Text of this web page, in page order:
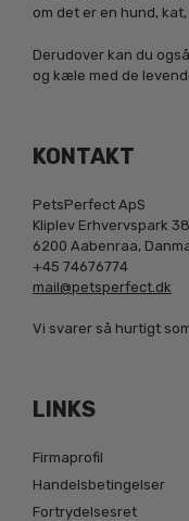
om det er en hund,
Derudover kan du
og kæle med de
KONTAKT
PetsPerfect ApS
Kliplev Erhvervspark 38
6200 Aabenraa,
+45 74676774
mail@petsperfect.dk
Vi svarer så hurtigt
LINKS
Firmaprofil
Handelsbetingelser
Fortrydelsesret